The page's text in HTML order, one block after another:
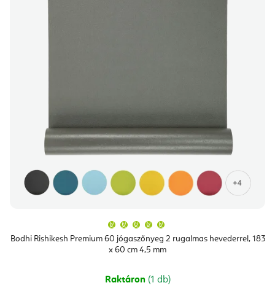
Bodhi Rishikesh Premium 60 jógaszőnyeg 2 rugalmas hevederrel, 183
x 60 cm 4,5 mm
átlagos
értékelése
csillag.
Raktáron (1 db)